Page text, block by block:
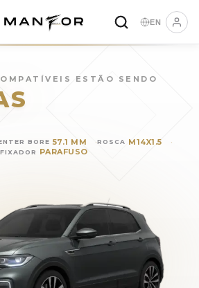
EN
ESTÃO SENDO
BORE 57.1 MM ROSCA M14X1.5
FIXADOR PARAFUSO